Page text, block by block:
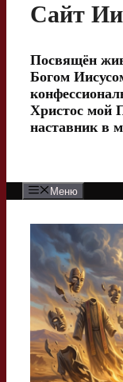
Сайт
Посвящён
Богом
Христос мой
наставник в
Меню